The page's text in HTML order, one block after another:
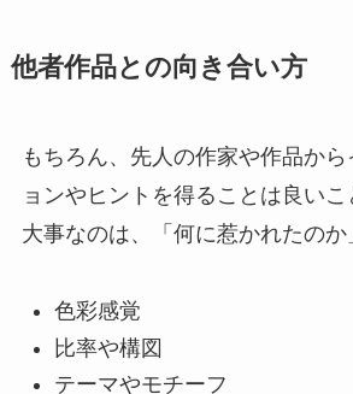
他者作品との向き合い方
もちろん、先人の作家や作品か
ョンやヒントを得ることは良いこ
大事なのは、「何に惹かれたのか
色彩感覚
比率や構図
テーマやモチーフ